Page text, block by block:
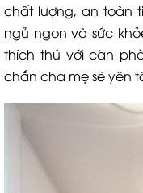
chất lượng, an toàn
ngủ ngon và sức
thích thú với căn
chắn cha mẹ sẽ yên